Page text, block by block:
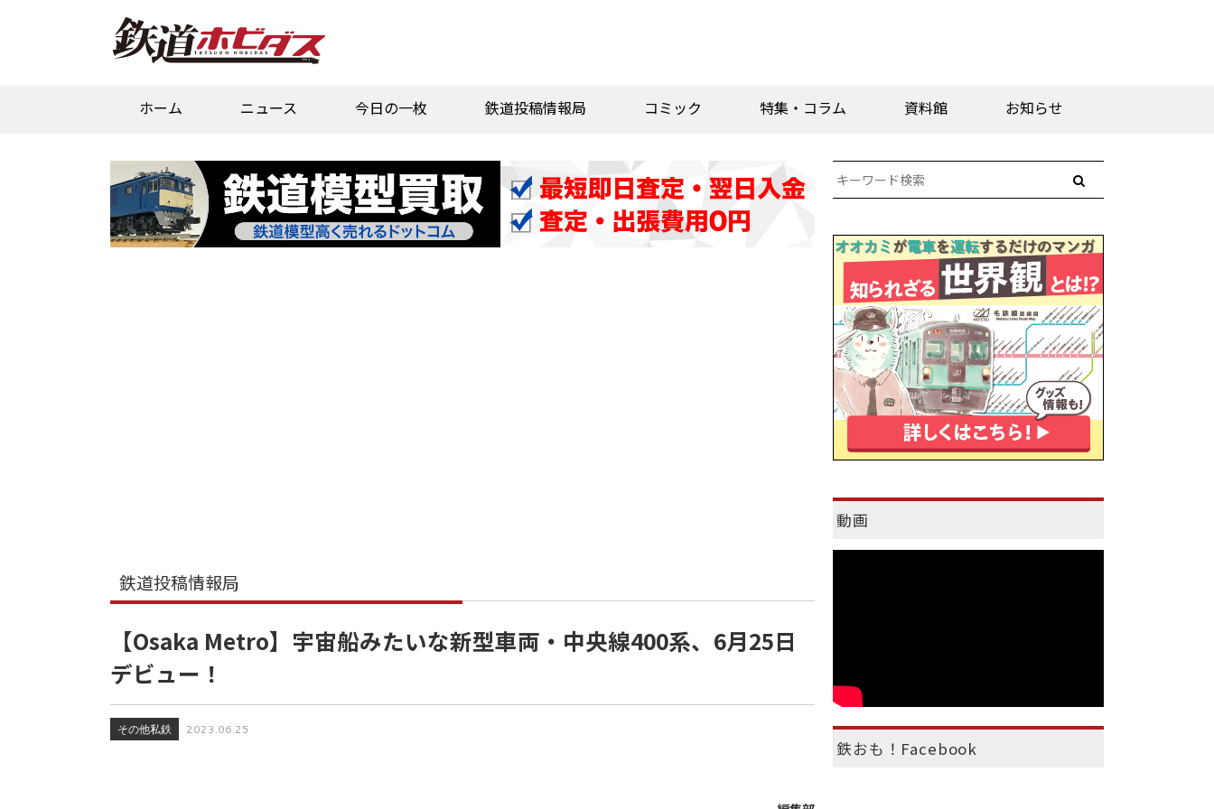
ホーム ニュース 今日の一枚 鉄道投稿情報局 コミック 特集・コラム 資料館 お知らせ
鉄道投稿情報局
【Osaka Metro】宇宙船みたいな新型車両・中央線400系、6月25日
デビュー！
その他私鉄 2023.06.25
動画
鉄おも！Facebook